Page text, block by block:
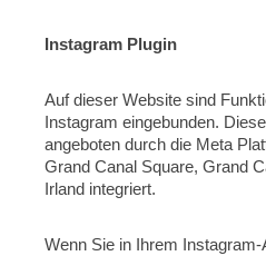
Instagram Plugin
Auf dieser Website sind
Instagram eingebunden.
angeboten durch die Meta
Grand Canal Square, Grand
Irland integriert.
Wenn Sie in Ihrem